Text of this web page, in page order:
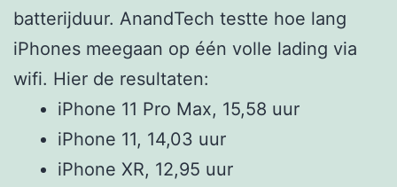
batterijduur. AnandTech testte hoe lang
iPhones meegaan op één volle lading via
wifi. Hier de resultaten:
iPhone 11 Pro Max, 15,58 uur
iPhone 11, 14,03 uur
iPhone XR, 12,95 uur